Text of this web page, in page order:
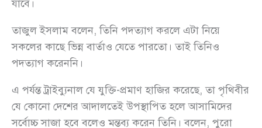
যাবে।
তাজুল ইসলাম বলেন, তিনি পদত্যাগ করলে এটা নিয়ে
সকলের কাছে ভিন্ন বার্তাও যেতে পারতো। তাই তিনিও
পদত্যাগ করেননি।
এ পর্যন্ত ট্রাইব্যুনাল যে যুক্তি-প্রমাণ হাজির করেছে, তা পৃথিবীর
যে কোনো দেশের আদালতেই উপস্থাপিত হলে আসামিদের
সর্বোচ্চ সাজা হবে বলেও মন্তব্য করেন তিনি। বলেন, পুরো